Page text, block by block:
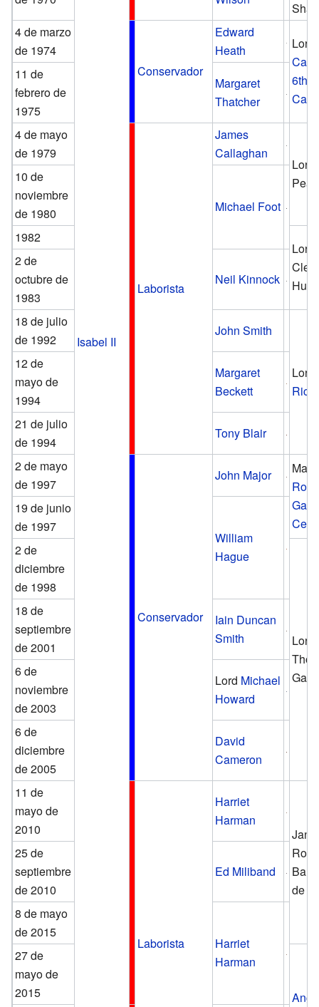
Isabel II
4 de marzo
de 1974
Conservador
Edward
Heath
Lord
6th
11 de
febrero de
1975
Margaret
Thatcher
4 de mayo
de 1979
Laborista
James
Callaghan
Lord
Peart
10 de
noviembre
de 1980
Michael Foot
1982
Lord
2 de
octubre de
1983
Neil Kinnock
18 de julio
de 1992
John Smith
Lord
12 de
mayo de
1994
Margaret
Beckett
21 de julio
de 1994
Tony Blair
2 de mayo
de 1997
Conservador
John Major
Cecil
19 de junio
de 1997
William
Hague
2 de
diciembre
de 1998
Lord
18 de
septiembre
de 2001
Iain Duncan
Smith
6 de
noviembre
de 2003
Lord Michael
Howard
6 de
diciembre
de 2005
David
Cameron
11 de
mayo de
2010
Laborista
Harriet
Harman
de
25 de
septiembre
de 2010
Ed Miliband
8 de mayo
de 2015
Harriet
Harman
27 de
mayo de
2015